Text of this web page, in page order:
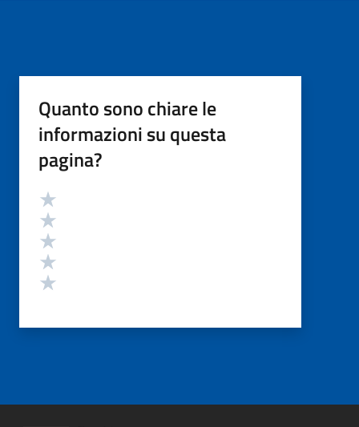
Quanto sono chiare le
informazioni su questa
pagina?
Valutazione